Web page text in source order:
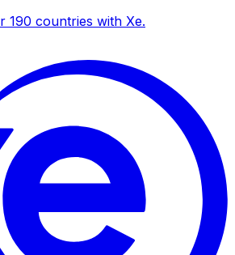
190 countries with Xe.